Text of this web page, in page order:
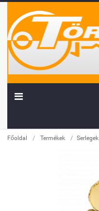
Főoldal / Termékek / Serlegek
Továbbiakban
címre várjuk